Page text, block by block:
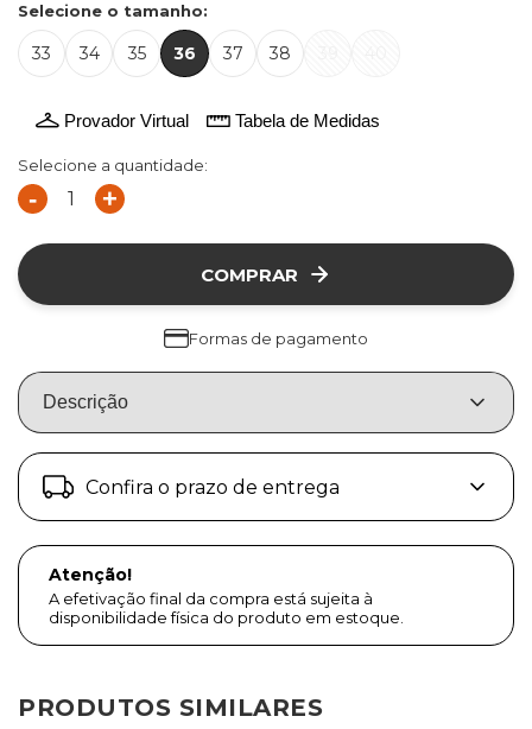
Selecione o tamanho:
33 34 35 36 37 38
Provador Virtual Tabela de Medidas
Selecione a quantidade:
- +
COMPRAR
Formas de pagamento
Descrição
Confira o prazo de entrega
Atenção!
A efetivação final da compra está sujeita à
disponibilidade física do produto em estoque.
PRODUTOS SIMILARES